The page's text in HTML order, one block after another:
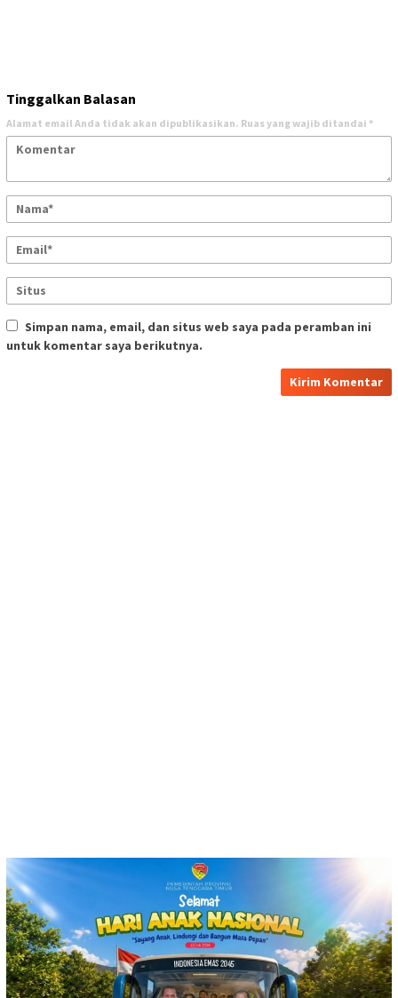
Tinggalkan Balasan
Alamat email Anda tidak akan dipublikasikan. Ruas yang wajib ditandai *
Simpan nama, email, dan situs web saya pada peramban ini
untuk komentar saya berikutnya.